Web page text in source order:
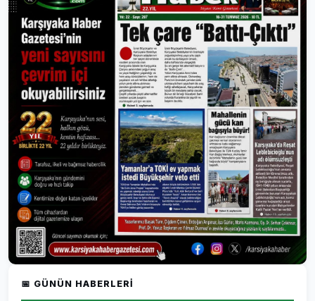
📅 GÜNÜN HABERLERI